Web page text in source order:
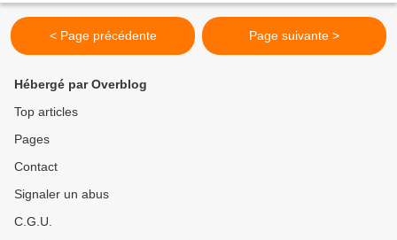
< Page précédente Page suivante >
Hébergé par Overblog
Top articles
Pages
Contact
Signaler un abus
C.G.U.